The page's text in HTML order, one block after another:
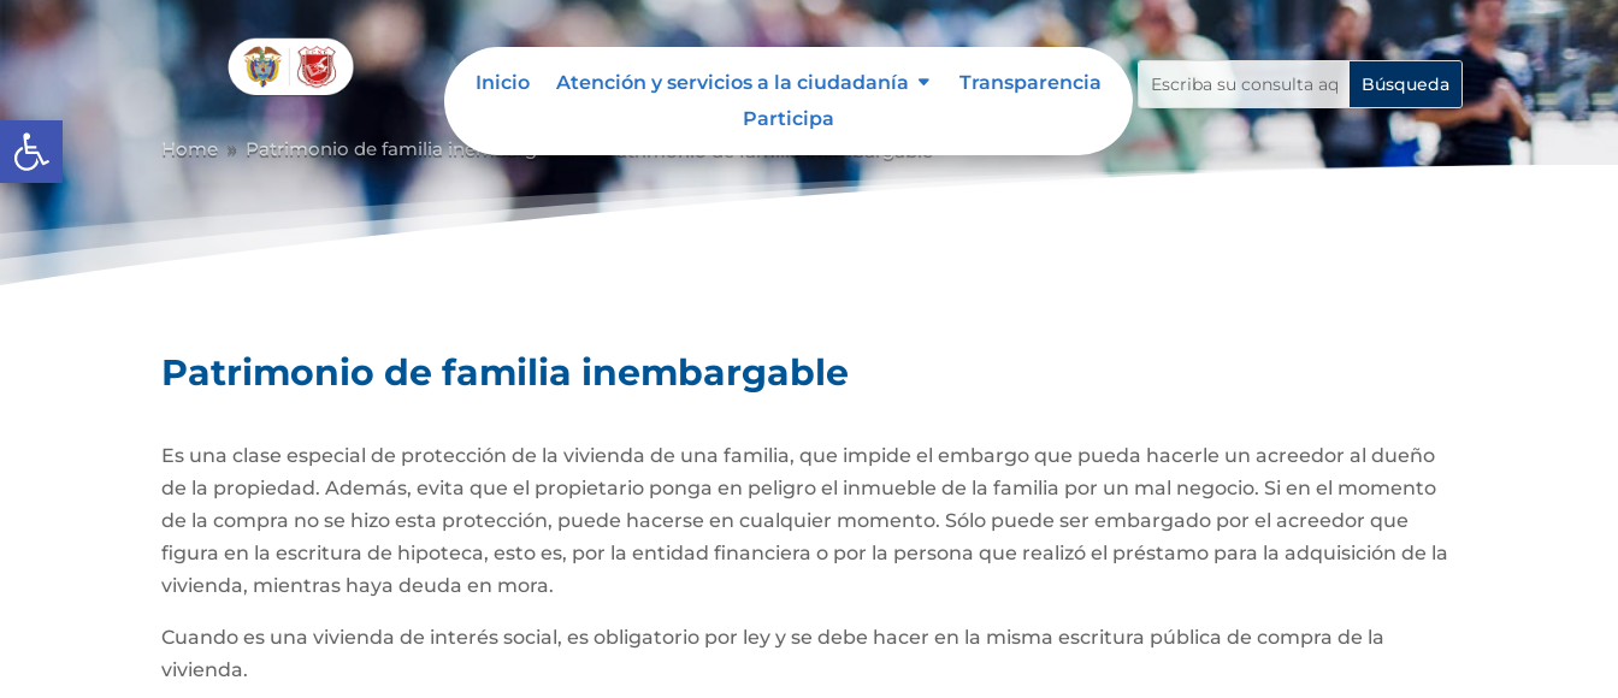
Abrir barra de herramientas
Inicio Atención y servicios a la ciudadanía
Transparencia
Participa
Home 9 Patrimonio de familia inembargable
Patrimonio de familia inembargable
Es una clase especial de protección de la vivienda de una familia, que impide el embargo que pueda hacerle un acreedor al dueño
de la propiedad. Además, evita que el propietario ponga en peligro el inmueble de la familia por un mal negocio. Si en el momento
de la compra no se hizo esta protección, puede hacerse en cualquier momento. Sólo puede ser embargado por el acreedor que
figura en la escritura de hipoteca, esto es, por la entidad financiera o por la persona que realizó el préstamo para la adquisición de la
vivienda, mientras haya deuda en mora.
Cuando es una vivienda de interés social, es obligatorio por ley y se debe hacer en la misma escritura pública de compra de la
vivienda.